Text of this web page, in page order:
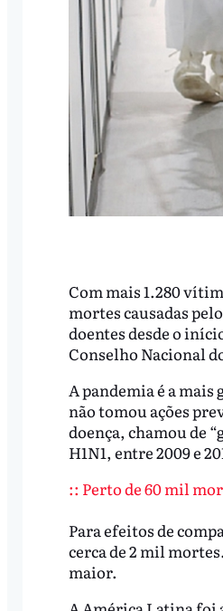
Com mais 1.280
mortes causadas
doentes desde o
Conselho Nacional
A pandemia é a
não tomou ações
doença, chamou de
H1N1, entre 2009 e
:: Perto de 60 mil
Para efeitos de
cerca de 2 mil
maior.